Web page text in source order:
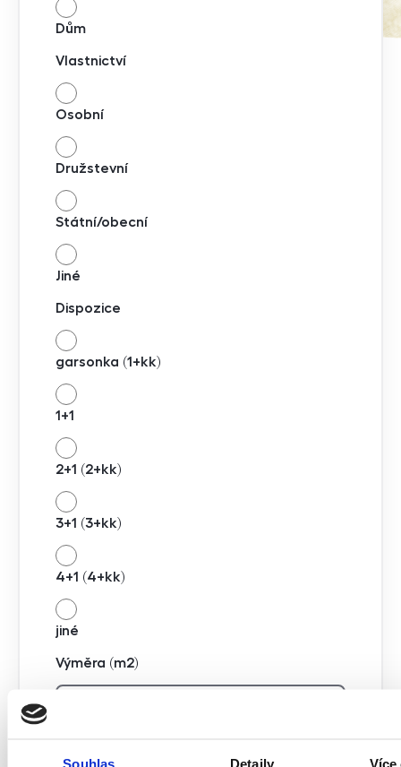
Souhlas Detaily Více
Dům
Vlastnictví
Osobní
Družstevní
Státní/obecní
Jiné
Dispozice
garsonka (1+kk)
1+1
2+1 (2+kk)
3+1 (3+kk)
4+1 (4+kk)
jiné
Výměra (m2)